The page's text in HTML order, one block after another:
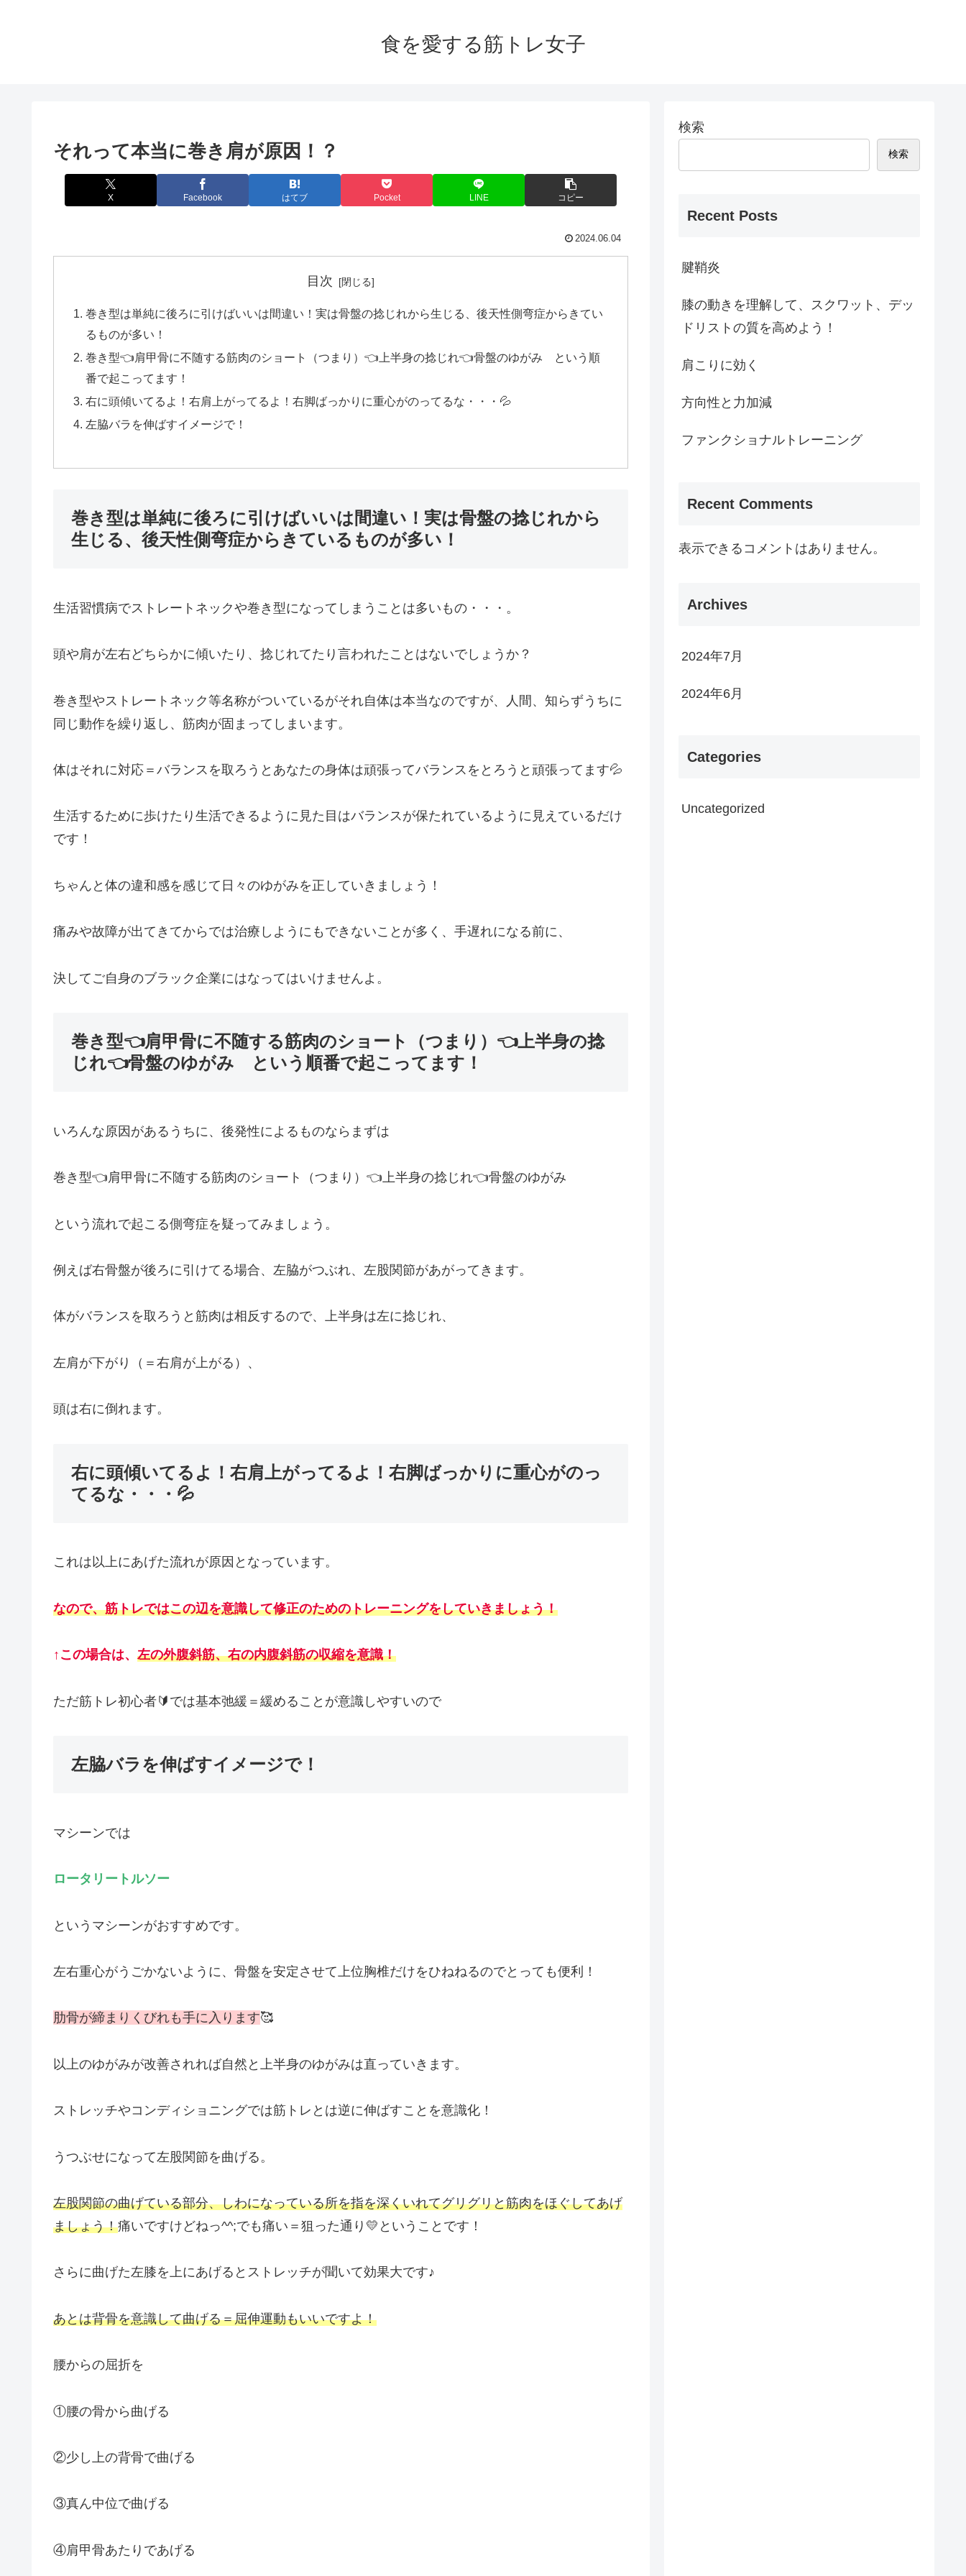
食を愛する筋トレ女子
それって本当に巻き肩が原因！？
X Facebook はてブ Pocket LINE コピー
2024.06.04
目次
巻き型は単純に後ろに引けばいいは間違い！実は骨盤の捻じれから生じる、後天性側弯症からきてい
るものが多い！
巻き型👈肩甲骨に不随する筋肉のショート（つまり）👈上半身の捻じれ👈骨盤のゆがみ という順
番で起こってます！
右に頭傾いてるよ！右肩上がってるよ！右脚ばっかりに重心がのってるな・・・💦
左脇バラを伸ばすイメージで！
巻き型は単純に後ろに引けばいいは間違い！実は骨盤の捻じれから
生じる、後天性側弯症からきているものが多い！
生活習慣病でストレートネックや巻き型になってしまうことは多いもの・・・。
頭や肩が左右どちらかに傾いたり、捻じれてたり言われたことはないでしょうか？
巻き型やストレートネック等名称がついているがそれ自体は本当なのですが、人間、知らずうちに
同じ動作を繰り返し、筋肉が固まってしまいます。
体はそれに対応＝バランスを取ろうとあなたの身体は頑張ってバランスをとろうと頑張ってます💦
生活するために歩けたり生活できるように見た目はバランスが保たれているように見えているだけ
です！
ちゃんと体の違和感を感じて日々のゆがみを正していきましょう！
痛みや故障が出てきてからでは治療しようにもできないことが多く、手遅れになる前に、
決してご自身のブラック企業にはなってはいけませんよ。
巻き型👈肩甲骨に不随する筋肉のショート（つまり）👈上半身の捻
じれ👈骨盤のゆがみ という順番で起こってます！
いろんな原因があるうちに、後発性によるものならまずは
巻き型👈肩甲骨に不随する筋肉のショート（つまり）👈上半身の捻じれ👈骨盤のゆがみ
という流れで起こる側弯症を疑ってみましょう。
例えば右骨盤が後ろに引けてる場合、左脇がつぶれ、左股関節があがってきます。
体がバランスを取ろうと筋肉は相反するので、上半身は左に捻じれ、
左肩が下がり（＝右肩が上がる）、
頭は右に倒れます。
右に頭傾いてるよ！右肩上がってるよ！右脚ばっかりに重心がのっ
てるな・・・💦
これは以上にあげた流れが原因となっています。
なので、筋トレではこの辺を意識して修正のためのトレーニングをしていきましょう！
↑この場合は、 左の外腹斜筋、右の内腹斜筋の収縮を意識！
ただ筋トレ初心者🔰では基本弛緩＝緩めることが意識しやすいので
左脇バラを伸ばすイメージで！
マシーンでは
ロータリートルソー
というマシーンがおすすめです。
左右重心がうごかないように、骨盤を安定させて上位胸椎だけをひねねるのでとっても便利！
肋骨が締まりくびれも手に入ります🥰
以上のゆがみが改善されれば自然と上半身のゆがみは直っていきます。
ストレッチやコンディショニングでは筋トレとは逆に伸ばすことを意識化！
うつぶせになって左股関節を曲げる。
左股関節の曲げている部分、しわになっている所を指を深くいれてグリグリと筋肉をほぐしてあげ
ましょう！痛いですけどねっ^^;でも痛い＝狙った通り💛ということです！
さらに曲げた左膝を上にあげるとストレッチが聞いて効果大です♪
あとは背骨を意識して曲げる＝屈伸運動もいいですよ！
腰からの屈折を
①腰の骨から曲げる
②少し上の背骨で曲げる
③真ん中位で曲げる
④肩甲骨あたりであげる
検索
検索
Recent Posts
腱鞘炎
膝の動きを理解して、スクワット、デッ
ドリストの質を高めよう！
肩こりに効く
方向性と力加減
ファンクショナルトレーニング
Recent Comments
表示できるコメントはありません。
Archives
2024年7月
2024年6月
Categories
Uncategorized